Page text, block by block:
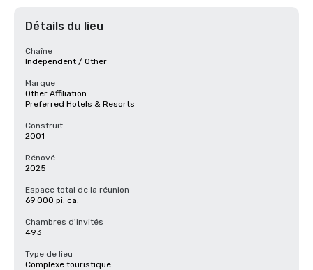
Détails du lieu
Chaîne
Independent / Other
Marque
Other Affiliation
Preferred Hotels & Resorts
Construit
2001
Rénové
2025
Espace total de la réunion
69 000 pi. ca.
Chambres d'invités
493
Type de lieu
Complexe touristique